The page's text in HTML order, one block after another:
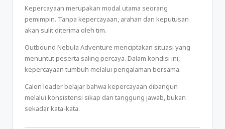
Kepercayaan merupakan modal utama seorang
pemimpin. Tanpa kepercayaan, arahan dan keputusan
akan sulit diterima oleh tim.
Outbound Nebula Adventure menciptakan situasi yang
menuntut peserta saling percaya. Dalam kondisi ini,
kepercayaan tumbuh melalui pengalaman bersama.
Calon leader belajar bahwa kepercayaan dibangun
melalui konsistensi sikap dan tanggung jawab, bukan
sekadar kata-kata.